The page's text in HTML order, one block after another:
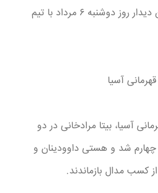
تیم ملی ایران در چهارمین دیدار روز دوشنبه ۶ مرداد با تیم
آسیا
آسیا، بیتا مرادخانی در دو
چهارم شد و هستی داوودینان و
کسب مدال بازماندند.